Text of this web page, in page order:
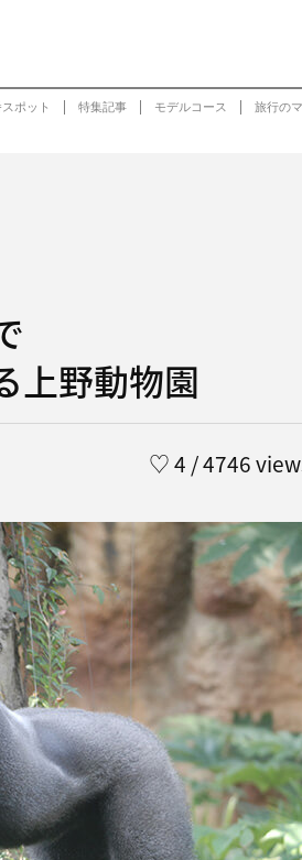
ポット 特集記事 モデルコース 旅行の
上野動物園
♡4 / 4746